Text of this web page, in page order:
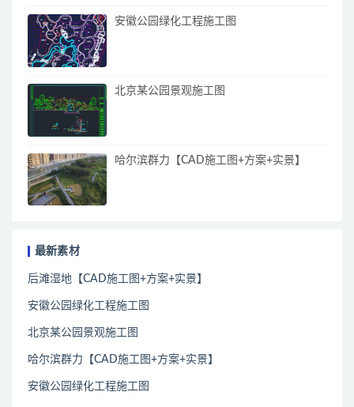
安徽公园绿化工程施工图
北京某公园景观施工图
哈尔滨群力【CAD施工图+方案+实景】
最新素材
后滩湿地【CAD施工图+方案+实景】
安徽公园绿化工程施工图
北京某公园景观施工图
哈尔滨群力【CAD施工图+方案+实景】
安徽公园绿化工程施工图